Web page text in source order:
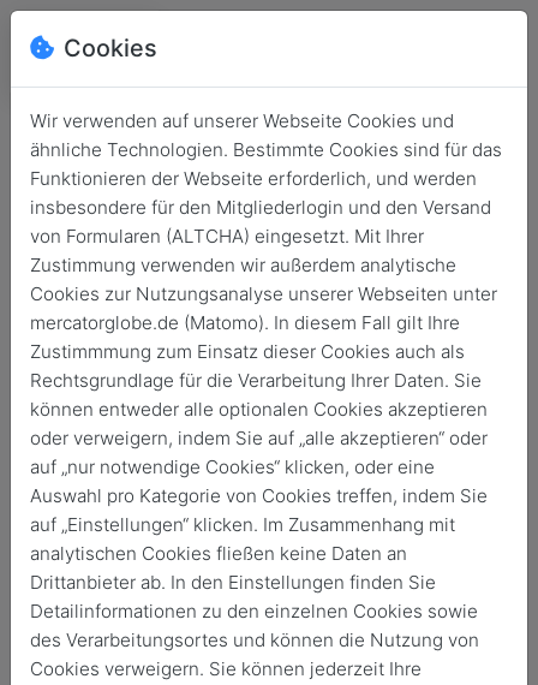
Login
Keine Zugangsdaten?
Login
Jetzt Mitglied werden
Cookies
Wir verwenden auf unserer Webseite Cookies und
ähnliche Technologien. Bestimmte Cookies sind für das
Funktionieren der Webseite erforderlich, und werden
insbesondere für den Mitgliederlogin und den Versand
von Formularen (ALTCHA) eingesetzt. Mit Ihrer
Zustimmung verwenden wir außerdem analytische
Cookies zur Nutzungsanalyse unserer Webseiten unter
mercatorglobe.de (Matomo). In diesem Fall gilt Ihre
Zustimmmung zum Einsatz dieser Cookies auch als
Rechtsgrundlage für die Verarbeitung Ihrer Daten. Sie
können entweder alle optionalen Cookies akzeptieren
oder verweigern, indem Sie auf „alle akzeptieren“ oder
auf „nur notwendige Cookies“ klicken, oder eine
Auswahl pro Kategorie von Cookies treffen, indem Sie
auf „Einstellungen“ klicken. Im Zusammenhang mit
analytischen Cookies fließen keine Daten an
Drittanbieter ab. In den Einstellungen finden Sie
Detailinformationen zu den einzelnen Cookies sowie
des Verarbeitungsortes und können die Nutzung von
Cookies verweigern. Sie können jederzeit Ihre